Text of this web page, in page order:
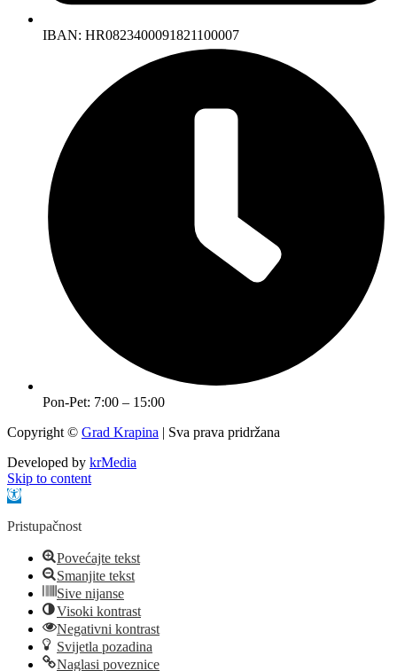
IBAN: HR0823400091821100007
Pon-Pet: 7:00 – 15:00
Copyright © Grad Krapina | Sva prava pridržana
Developed by krMedia
Skip to content
Open toolbar
Pristupačnost
Povećajte tekst
Smanjite tekst
Sive nijanse
Visoki kontrast
Negativni kontrast
Svijetla pozadina
Naglasi poveznice